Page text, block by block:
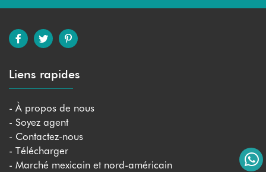
Liens rapides
- À propos de nous
- Soyez agent
- Contactez-nous
- Télécharger
- Marché mexicain et nord-américain